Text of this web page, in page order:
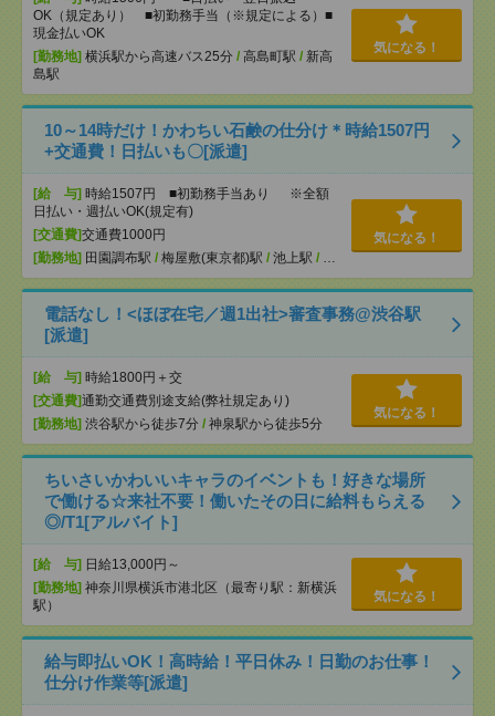
OK（規定あり） ■初勤務手当（※規定による）■
現金払いOK
[勤務地] 横浜駅から高速バス25分 / 高島町駅 / 新高
島駅
気になる！
10～14時だけ！かわちい石鹸の仕分け＊時給1507円
+交通費！日払いも〇[派遣]
[給 与] 時給1507円 ■初勤務手当あり ※全額
日払い・週払いOK(規定有)
[交通費]交通費1000円
[勤務地] 田園調布駅 / 梅屋敷(東京都)駅 / 池上駅 / …
気になる！
電話なし！<ほぼ在宅／週1出社>審査事務@渋谷駅
[派遣]
[給 与] 時給1800円＋交
[交通費]通勤交通費別途支給(弊社規定あり)
[勤務地] 渋谷駅から徒歩7分 / 神泉駅から徒歩5分
気になる！
ちいさいかわいいキャラのイベントも！好きな場所
で働ける☆来社不要！働いたその日に給料もらえる
◎/T1[アルバイト]
[給 与] 日給13,000円～
[勤務地] 神奈川県横浜市港北区（最寄り駅：新横浜
駅）
気になる！
給与即払いOK！高時給！平日休み！日勤のお仕事！
仕分け作業等[派遣]